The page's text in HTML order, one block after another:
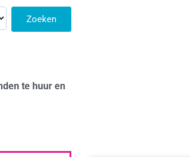
Zoeken
te huur en